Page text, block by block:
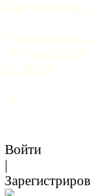
Сергей
Почта:
Тел. 8 (812)
до 18.00)
12+
Войти